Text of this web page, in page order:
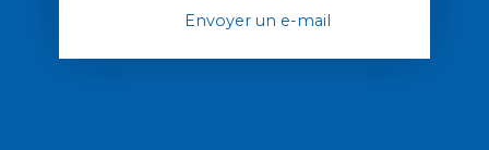
Envoyer un e-mail